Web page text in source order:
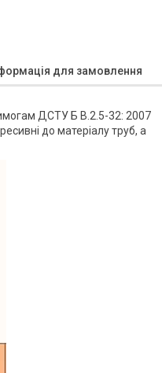
для замовлення
ДСТУ Б В.2.5-32: 2007
до матеріалу труб, а